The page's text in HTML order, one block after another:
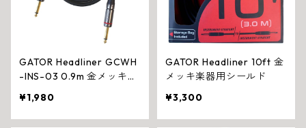
GATOR Headliner GCWH
-INS-03 0.9m 金メッキ楽
¥1,980
GATOR Headliner 10ft 金
メッキ楽器用シールド
¥3,300